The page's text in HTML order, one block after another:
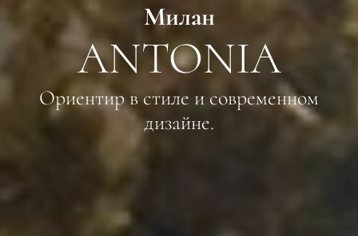
Милан
ANTONIA
Ориентир в стиле и современном
дизайне.